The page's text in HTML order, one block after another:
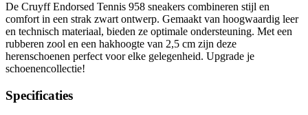
De Cruyff Endorsed Tennis 958 sneakers combineren stijl en
comfort in een strak zwart ontwerp. Gemaakt van hoogwaardig leer
en technisch materiaal, bieden ze optimale ondersteuning. Met een
rubberen zool en een hakhoogte van 2,5 cm zijn deze
herenschoenen perfect voor elke gelegenheid. Upgrade je
schoenencollectie!
Specificaties